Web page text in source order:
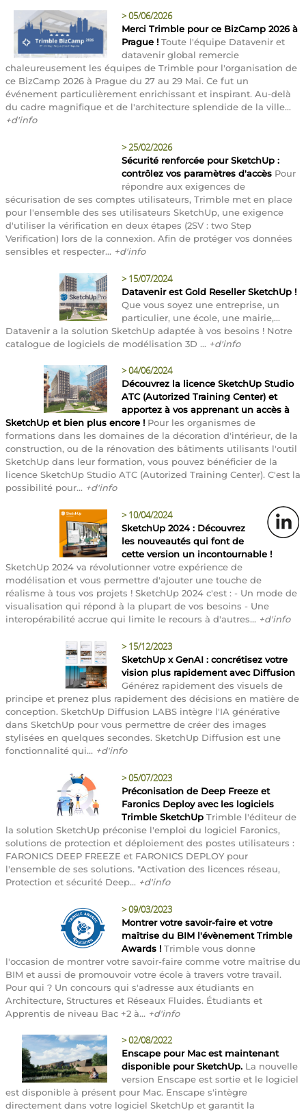
>05/06/2026
Merci Trimble pour ce BizCamp 2026 à
Prague ! Toute l'équipe Datavenir et
datavenir global remercie
chaleureusement les équipes de Trimble pour l'organisation de
ce BizCamp 2026 à Prague du 27 au 29 Mai. Ce fut un
événement particulièrement enrichissant et inspirant. Au-delà
du cadre magnifique et de l'architecture splendide de la ville...
+d'info
>25/02/2026
Sécurité renforcée pour SketchUp :
contrôlez vos paramètres d'accès Pour
répondre aux exigences de
sécurisation de ses comptes utilisateurs, Trimble met en place
pour l'ensemble des ses utilisateurs SketchUp, une exigence
d'utiliser la vérification en deux étapes (2SV : two Step
Verification) lors de la connexion. Afin de protéger vos données
sensibles et respecter... +d'info
> 15/07/2024
Datavenir est Gold Reseller SketchUp !
Que vous soyez une entreprise, un
particulier, une école, une mairie,...
Datavenir a la solution SketchUp adaptée à vos besoins ! Notre
catalogue de logiciels de modélisation 3D ... +d'info
>04/06/2024
Découvrez la licence SketchUp Studio
ATC (Autorized Training Center) et
apportez à vos apprenant un accès à
SketchUp et bien plus encore ! Pour les organismes de
formations dans les domaines de la décoration d'intérieur, de la
construction, ou de la rénovation des bâtiments utilisants l'outil
SketchUp dans leur formation, vous pouvez bénéficier de la
licence SketchUp Studio ATC (Autorized Training Center). C'est la
possibilité pour... +d'info
> 10/04/2024
SketchUp 2024 : Découvrez
les nouveautés qui font de
cette version un incontournable !
SketchUp 2024 va révolutionner votre expérience de
modélisation et vous permettre d'ajouter une touche de
réalisme à tous vos projets ! SketchUp 2024 c'est : - Un mode de
visualisation qui répond à la plupart de vos besoins - Une
interopérabilité accrue qui limite le recours à d'autres... +d'info
> 15/12/2023
SketchUp x GenAI : concrétisez votre
vision plus rapidement avec Diffusion
Générez rapidement des visuels de
principe et prenez plus rapidement des décisions en matière de
conception. SketchUp Diffusion LABS intègre l'IA générative
dans SketchUp pour vous permettre de créer des images
stylisées en quelques secondes. SketchUp Diffusion est une
fonctionnalité qui... +d'info
>05/07/2023
Préconisation de Deep Freeze et
Faronics Deploy avec les logiciels
Trimble SketchUp Trimble l'éditeur de
la solution SketchUp préconise l'emploi du logiciel Faronics,
solutions de protection et déploiement des postes utilisateurs :
FARONICS DEEP FREEZE et FARONICS DEPLOY pour
l'ensemble de ses solutions. "Activation des licences réseau,
Protection et sécurité Deep... +d'info
>09/03/2023
Montrer votre savoir-faire et votre
maîtrise du BIM l'évènement Trimble
Awards ! Trimble vous donne
l'occasion de montrer votre savoir-faire comme votre maîtrise du
BIM et aussi de promouvoir votre école à travers votre travail.
Pour qui ? Un concours qui s'adresse aux étudiants en
Architecture, Structures et Réseaux Fluides. Étudiants et
Apprentis de niveau Bac +2 à... +d'info
>02/08/2022
Enscape pour Mac est maintenant
disponible pour SketchUp. La nouvelle
version Enscape est sortie et le logiciel
est disponible à présent pour Mac. Enscape s'intègre
directement dans votre logiciel SketchUp et garantit la